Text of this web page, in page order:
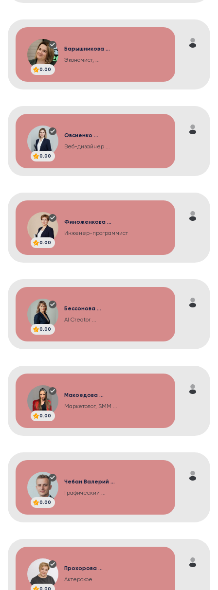
0.00
Барышникова ...
Экономист, ...
0.00
Овсиенко ...
Веб-дизайнер ...
0.00
Финоженкова ...
Инженер-программист
0.00
Бессонова ...
AI Creator ...
0.00
Макоедова ...
Маркетолог, SMM ...
0.00
Чебан Валерий ...
Графический ...
0.00
Прохорова ...
Актерское ...